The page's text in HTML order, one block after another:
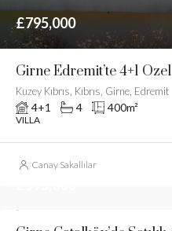
£795,000
Girne Edremit’te 4+1
Kuzey Kıbrıs, Kıbrıs, Girne, Edremit
4+1 4 400m²
VILLA
Canay Sakallılar